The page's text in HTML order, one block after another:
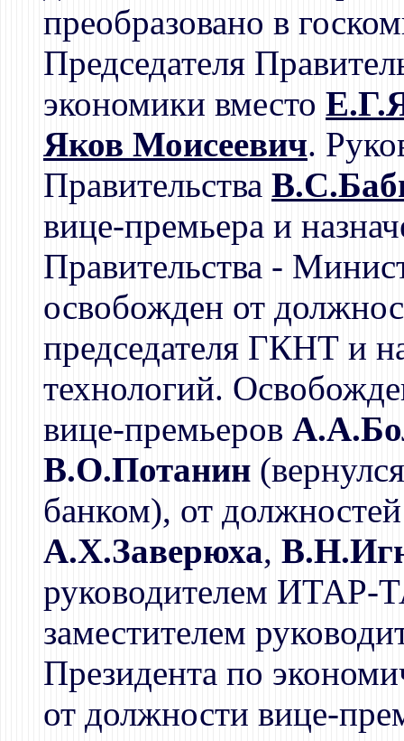
преобразовано в
Председателя
экономики вместо
Яков Моисеевич.
Правительства
вице-премьера и
Правительства -
освобожден от
председателя ГКНТ и
технологий.
вице-премьеров
В.О.Потанин
банком), от
А.Х.Заверюха,
руководителем
заместителем
Президента по
от должности вице-